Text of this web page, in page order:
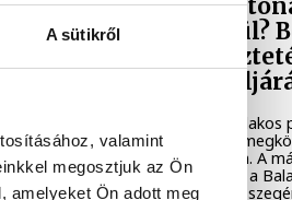
A sütikről
valamint
megosztjuk az Ön
amelyeket Ön adott meg
Mi történik a
teniszpályák körül?
megszakadt
tisztázatlan jogi
Évtizedes hagyomány, hat
nevelés és egy hosszú távra
szerződés áll az egyik oldalon. A
önkormányzat, amely szerint a
Klub aránytalanul alacsony